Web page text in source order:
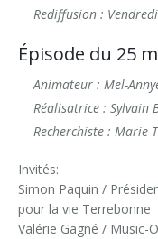
Rediffusion :
Épisode du 25
Animateur : Mel-Annye
Réalisatrice : Sylvain
Recherchiste : Marie-
Invités:
Simon Paquin /
pour la vie Terrebonne
Valérie Gagné / Music-